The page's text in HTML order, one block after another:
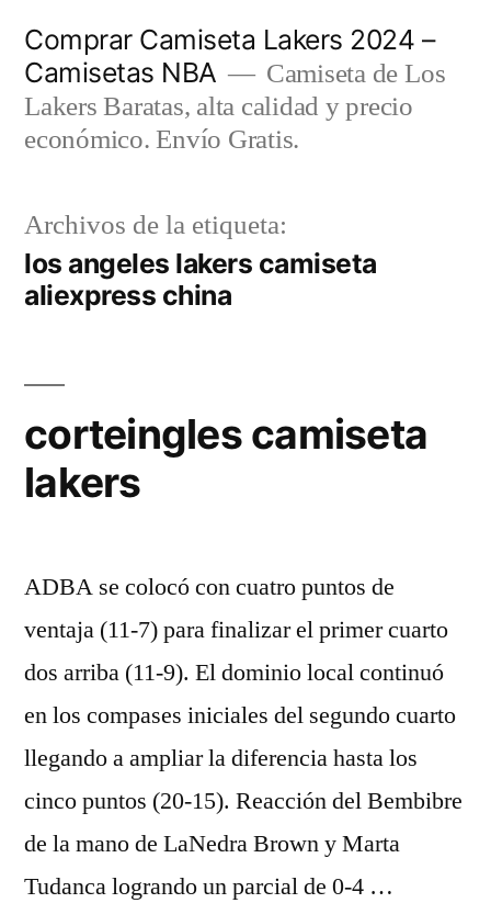
contenido
Comprar Camiseta Lakers 2024 –
Camisetas NBA
Camiseta de Los
Lakers Baratas, alta calidad y precio
económico. Envío Gratis.
Archivos de la etiqueta:
los angeles lakers camiseta
aliexpress china
corteingles camiseta
lakers
ADBA se colocó con cuatro puntos de
ventaja (11-7) para finalizar el primer cuarto
dos arriba (11-9). El dominio local continuó
en los compases iniciales del segundo cuarto
llegando a ampliar la diferencia hasta los
cinco puntos (20-15). Reacción del Bembibre
de la mano de LaNedra Brown y Marta
Tudanca logrando un parcial de 0-4 …